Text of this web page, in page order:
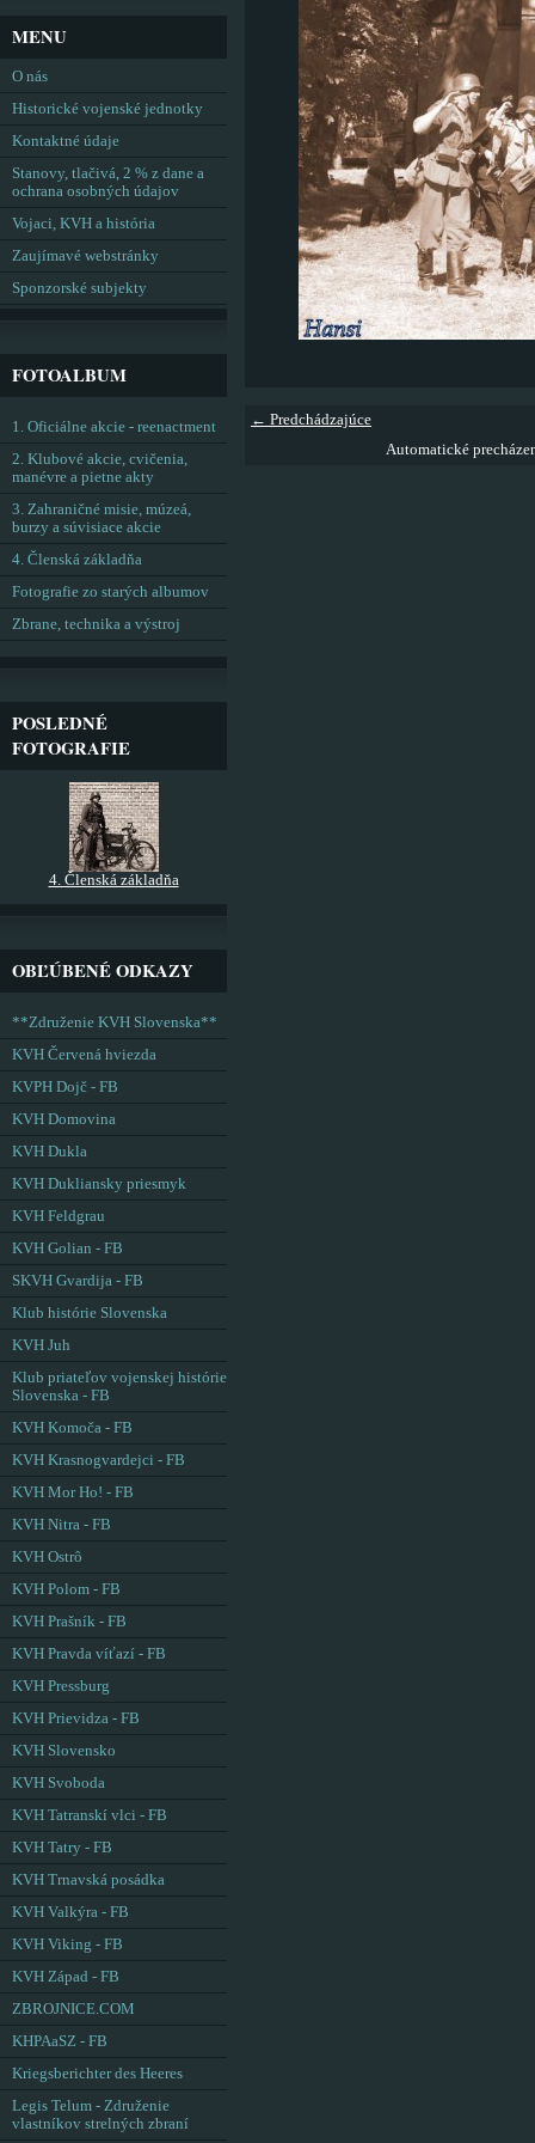
← Predchádzajúce
Automatické
MENU
O nás
Historické vojenské jednotky
Kontaktné údaje
Stanovy, tlačivá, 2 % z dane a
ochrana osobných údajov
Vojaci, KVH a história
Zaujímavé webstránky
Sponzorské subjekty
FOTOALBUM
1. Oficiálne akcie - reenactment
2. Klubové akcie, cvičenia,
manévre a pietne akty
3. Zahraničné misie, múzeá,
burzy a súvisiace akcie
4. Členská základňa
Fotografie zo starých albumov
Zbrane, technika a výstroj
POSLEDNÉ
FOTOGRAFIE
4. Členská základňa
OBĽÚBENÉ ODKAZY
**Združenie KVH Slovenska**
KVH Červená hviezda
KVPH Dojč - FB
KVH Domovina
KVH Dukla
KVH Dukliansky priesmyk
KVH Feldgrau
KVH Golian - FB
SKVH Gvardija - FB
Klub histórie Slovenska
KVH Juh
Klub priateľov vojenskej histórie
Slovenska - FB
KVH Komoča - FB
KVH Krasnogvardejci - FB
KVH Mor Ho! - FB
KVH Nitra - FB
KVH Ostrô
KVH Polom - FB
KVH Prašník - FB
KVH Pravda víťazí - FB
KVH Pressburg
KVH Prievidza - FB
KVH Slovensko
KVH Svoboda
KVH Tatranskí vlci - FB
KVH Tatry - FB
KVH Trnavská posádka
KVH Valkýra - FB
KVH Viking - FB
KVH Západ - FB
ZBROJNICE.COM
KHPAaSZ - FB
Kriegsberichter des Heeres
Legis Telum - Združenie
vlastníkov strelných zbraní